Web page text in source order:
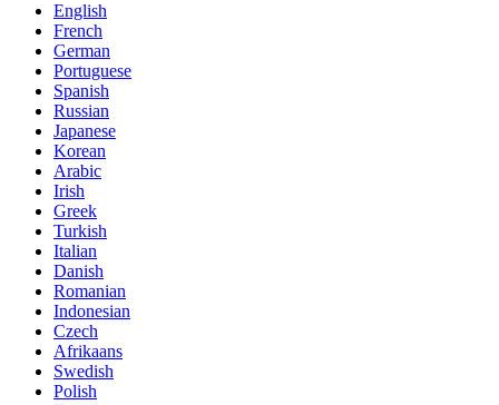
English
French
German
Portuguese
Spanish
Russian
Japanese
Korean
Arabic
Irish
Greek
Turkish
Italian
Danish
Romanian
Indonesian
Czech
Afrikaans
Swedish
Polish